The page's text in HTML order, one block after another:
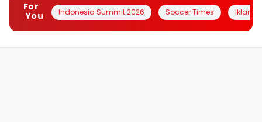
For
You
Indonesia Summit 2026 Soccer Times Iklanin